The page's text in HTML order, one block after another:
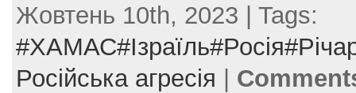
c
e
b
itt
er
er
e
st
ai
l
ar
e
Жовтень 10th, 2023 | Tags:
Російська агресія